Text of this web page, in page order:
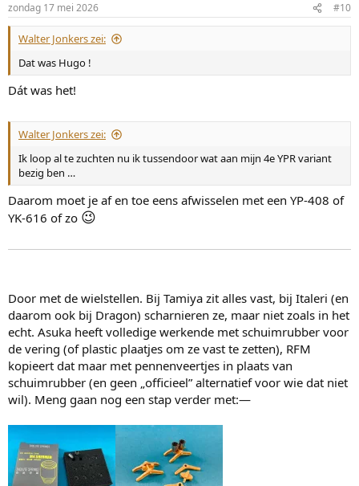
n
g
e
zondag 17 mei 2026 #10
Walter Jonkers zei:
Dat was Hugo !
Dát was het!
Walter Jonkers zei:
Ik loop al te zuchten nu ik tussendoor wat aan mijn 4e YPR variant
bezig ben …
Daarom moet je af en toe eens afwisselen met een YP-408 of
YK-616 of zo 😉
Door met de wielstellen. Bij Tamiya zit alles vast, bij Italeri (en
daarom ook bij Dragon) scharnieren ze, maar niet zoals in het
echt. Asuka heeft volledige werkende met schuimrubber voor
de vering (of plastic plaatjes om ze vast te zetten), RFM
kopieert dat maar met pennenveertjes in plaats van
schuimrubber (en geen „officieel” alternatief voor wie dat niet
wil). Meng gaan nog een stap verder met:—